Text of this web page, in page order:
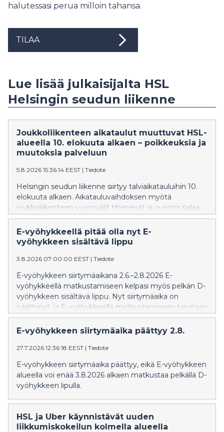
halutessasi perua milloin tahansa.
TILAA
Lue lisää julkaisijalta HSL
Helsingin seudun liikenne
Joukkoliikenteen aikataulut muuttuvat HSL-
alueella 10. elokuuta alkaen – poikkeuksia ja
muutoksia palveluun
5.8.2026 15:36:14 EEST | Tiedote
Helsingin seudun liikenne siirtyy talviaikatauluihin 10.
elokuuta alkaen. Aikatauluvaihdoksen myötä
joukkoliikenteen vuorovälit tihenevät ja vuoroja palaa
kesätauolta. Syksyn aikana on muutoksia juna-, ratikka-
ja bussiliikenteessä.
E-vyöhykkeellä pitää olla nyt E-
vyöhykkeen sisältävä lippu
3.8.2026 07:00:00 EEST | Tiedote
E-vyöhykkeen siirtymäaikana 2.6.–2.8.2026 E-
vyöhykkeellä matkustamiseen kelpasi myös pelkän D-
vyöhykkeen sisältävä lippu. Nyt siirtymäaika on
päättynyt, ja E-vyöhykkeellä matkustamiseen tarvitaan
E-vyöhykkeen sisältävä lippu.
E-vyöhykkeen siirtymäaika päättyy 2.8.
27.7.2026 12:36:18 EEST | Tiedote
E-vyöhykkeen siirtymäaika päättyy, eikä E-vyöhykkeen
alueella voi enää 3.8.2026 alkaen matkustaa pelkällä D-
vyöhykkeen lipulla.
HSL ja Uber käynnistävät uuden
liikkumiskokeilun kolmella alueella